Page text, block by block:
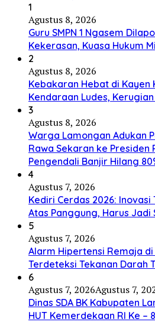
1
Agustus 8, 2026
Guru SMPN 1 Ngasem
Kekerasan, Kuasa Hukum
2
Agustus 8, 2026
Kebakaran Hebat di Kayen
Kendaraan Ludes,
3
Agustus 8, 2026
Warga Lamongan Adukan
Rawa Sekaran ke Presiden
Pengendali Banjir Hilang
4
Agustus 7, 2026
Kediri Cerdas 2026: Inovasi
Atas Panggung, Harus Jadi
5
Agustus 7, 2026
Alarm Hipertensi Remaja
Terdeteksi Tekanan Darah
6
Agustus 7, 2026Agustus 7,
Dinas SDA BK Kabupaten
HUT Kemerdekaan RI Ke –